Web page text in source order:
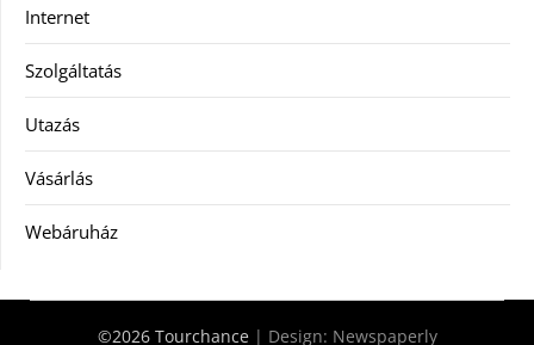
Internet
Szolgáltatás
Utazás
Vásárlás
Webáruház
©2026 Tourchance | Design: Newspaperly